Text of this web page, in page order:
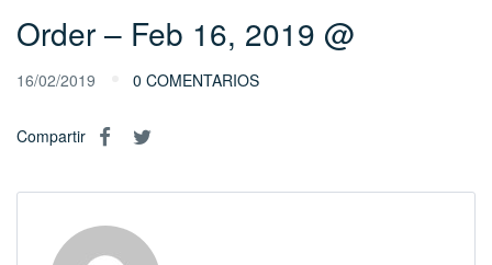
Order – Feb 16, 2019 @
16/02/2019 0 COMENTARIOS
Compartir